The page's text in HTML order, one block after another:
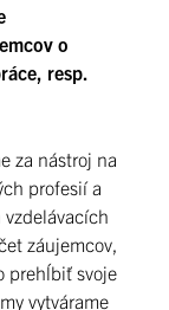
o
resp.
za nástroj na
profesií a
záujemcov,
prehĺbiť svoje
vytvárame